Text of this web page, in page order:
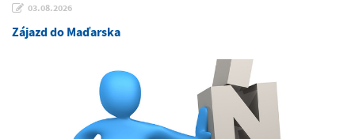
03.08.2026
Zájazd do Maďarska